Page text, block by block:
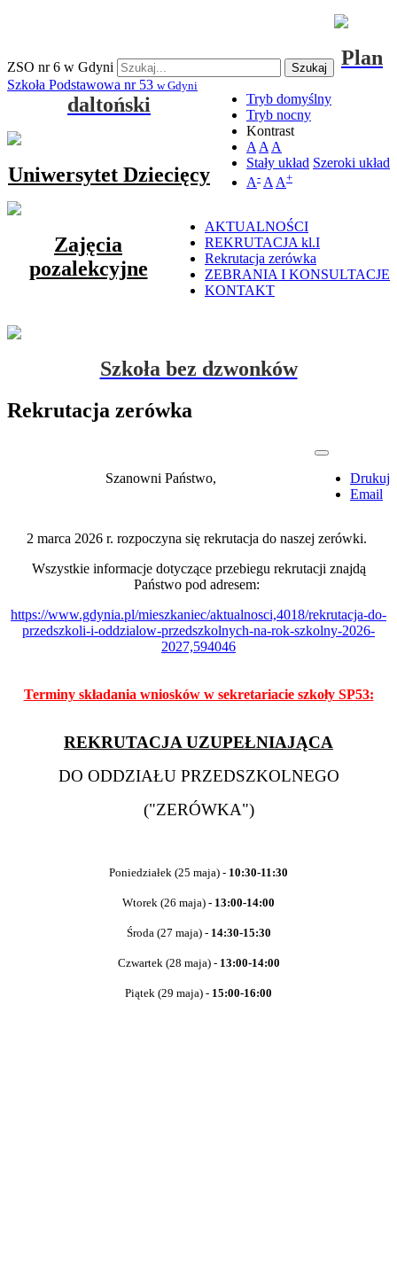
ZSO nr 6 w Gdyni Szukaj
Tryb domyślny
Tryb nocny
Kontrast
A A A
Stały układ Szeroki układ
A- A A+
Szkoła Podstawowa nr 53 w Gdyni
AKTUALNOŚCI
REKRUTACJA kl.I
Rekrutacja zerówka
ZEBRANIA I KONSULTACJE
KONTAKT
Plan
daltoński
Uniwersytet Dziecięcy
Zajęcia
pozalekcyjne
Szkoła bez dzwonków
Rekrutacja zerówka
Drukuj
Email
Szanowni Państwo,
2 marca 2026 r. rozpoczyna się rekrutacja do naszej zerówki.
Wszystkie informacje dotyczące przebiegu rekrutacji znajdą
Państwo pod adresem:
https://www.gdynia.pl/mieszkaniec/aktualnosci,4018/rekrutacja-do-
przedszkoli-i-oddzialow-przedszkolnych-na-rok-szkolny-2026-
2027,594046
Terminy składania wniosków w sekretariacie szkoły SP53:
REKRUTACJA UZUPEŁNIAJĄCA
DO ODDZIAŁU PRZEDSZKOLNEGO
("ZERÓWKA")
Poniedziałek (25 maja) - 10:30-11:30
Wtorek (26 maja) - 13:00-14:00
Środa (27 maja) - 14:30-15:30
Czwartek (28 maja) - 13:00-14:00
Piątek (29 maja) - 15:00-16:00